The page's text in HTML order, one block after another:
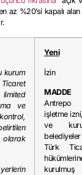
az %20’si kapalı
kurum
ve
olarak
Yeni
İzin
MADDE
işletme
ve
belediyeler
Türk